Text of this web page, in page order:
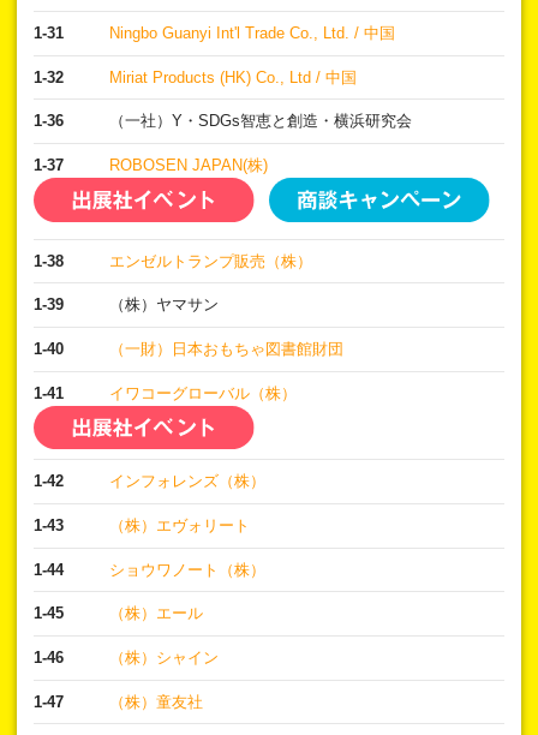
1-31 Ningbo Guanyi Int'l Trade Co., Ltd. / 中国
1-32 Miriat Products (HK) Co., Ltd / 中国
1-36 （一社）Y・SDGs智恵と創造・横浜研究会
1-37 ROBOSEN JAPAN(株)
1-38 エンゼルトランプ販売（株）
1-39 （株）ヤマサン
1-40 （一財）日本おもちゃ図書館財団
1-41 イワコーグローバル（株）
1-42 インフォレンズ（株）
1-43 （株）エヴォリート
1-44 ショウワノート（株）
1-45 （株）エール
1-46 （株）シャイン
1-47 （株）童友社